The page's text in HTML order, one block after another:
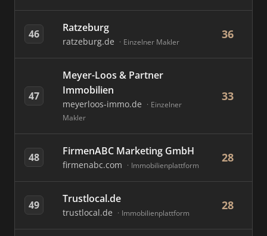
46 Ratzeburg
ratzeburg.de Einzelner Makler
36
47
Meyer-Loos & Partner
Immobilien
meyerloos-immo.de
Einzelner
Makler
33
48 FirmenABC Marketing GmbH
firmenabc.com Immobilienplattform
28
49 Trustlocal.de
trustlocal.de Immobilienplattform
28